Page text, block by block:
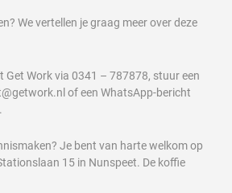
We vertellen je graag meer over deze
Get Work via 0341 – 787878, stuur een
of een WhatsApp-bericht
Je bent van harte welkom op
15 in Nunspeet. De koffie